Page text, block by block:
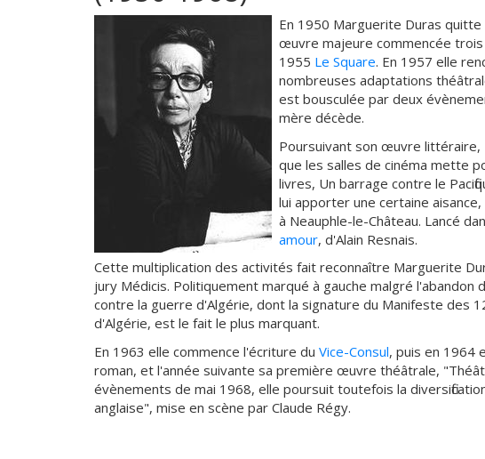
En 1950 Marguerite Duras quitte
œuvre majeure commencée
1955 Le Square. En 1957 elle
nombreuses adaptations
est bousculée par deux
mère décède.
Poursuivant son œuvre littéraire,
que les salles de cinéma mette
livres, Un barrage contre le
lui apporter une certaine
à Neauphle-le-Château. Lancé
amour, d'Alain Resnais.
Cette multiplication des activités fait reconnaître Marguerite
jury Médicis. Politiquement marqué à gauche malgré
contre la guerre d'Algérie, dont la signature du Manifeste des
d'Algérie, est le fait le plus marquant.
En 1963 elle commence l'écriture du Vice-Consul, puis en 1964
roman, et l'année suivante sa première œuvre théâtrale,
évènements de mai 1968, elle poursuit toutefois la
anglaise", mise en scène par Claude Régy.